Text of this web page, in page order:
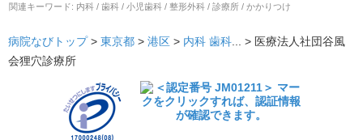
関連キーワード: 内科 / 歯科 / 小児歯科 / 整形外科 / 診療所 / かかりつけ
病院なびトップ > 東京都 > 港区 > 内科 歯科 ... > 医療法人社団谷風
会狸穴診療所